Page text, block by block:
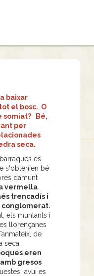
baixar
el bosc. O
somiat? Bé,
per
seca.
es
s'obtenien bé
damunt
vermella
trencadís i
els muntants i
llorençanes
de
seca
eren
gresos
avui es